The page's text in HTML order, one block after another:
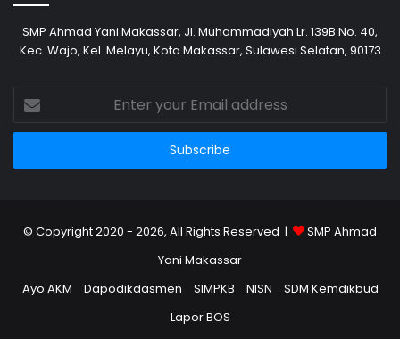
SMP Ahmad Yani Makassar, Jl. Muhammadiyah Lr. 139B No. 40,
Kec. Wajo, Kel. Melayu, Kota Makassar, Sulawesi Selatan, 90173
Enter
your
Email
© Copyright 2020 - 2026, All Rights Reserved |
SMP Ahmad
Yani Makassar
Ayo AKM
Dapodikdasmen SIMPKB NISN
SDM Kemdikbud
Lapor BOS